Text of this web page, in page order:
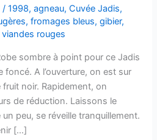
/1998,agneau,Cuvée Jadis,
,fromages bleus,gibier,
viandes rouges
sombre à point pour ce Jadis
foncé. A l’ouverture, on est sur
fruit noir. Rapidement, on
de réduction. Laissons le
un peu, se réveille tranquillement.
[…]